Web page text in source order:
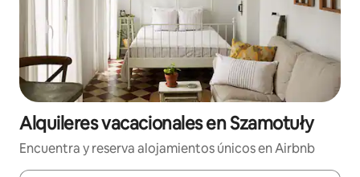
Alquileres vacacionales en Szamotuły
Encuentra y reserva alojamientos únicos en Airbnb